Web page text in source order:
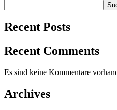
Recent Posts
Recent Comments
Es sind keine Kommentare
Archives